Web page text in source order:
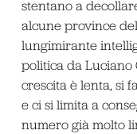
stentano a
alcune province
lungimirante
politica da Luciano
crescita è lenta, si
e ci si limita a
numero già molto